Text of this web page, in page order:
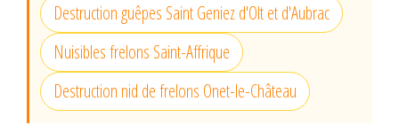
Destruction guêpes Saint Geniez d'Olt et d'Aubrac
Nuisibles frelons Saint-Affrique
Destruction nid de frelons Onet-le-Château